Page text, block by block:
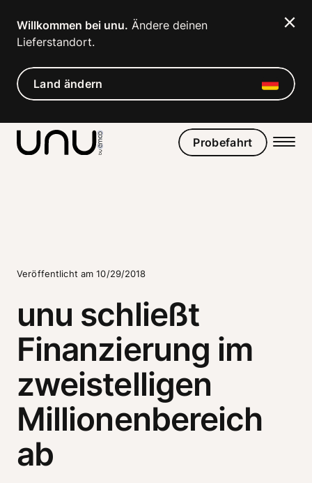
Willkommen bei unu. Ändere deinen
Lieferstandort.
Land ändern
Probefahrt
Veröffentlicht am 10/29/2018
unu schließt
Finanzierung im
zweistelligen
Millionenbereich
ab